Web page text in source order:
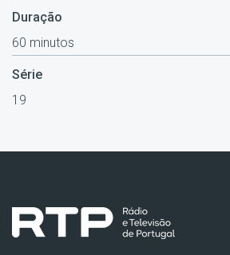
Duração
60 minutos
Série
19